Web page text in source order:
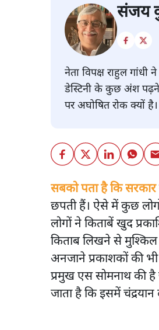
संजय
नेता विपक्ष राहुल
डेस्टिनी के कुछ अंश पढ़ने
पर अघोषित रोक क्यों है।
सबको पता है कि सरकार
छपती हैं। ऐसे में कुछ
लोगों ने किताबें खुद
किताब लिखने से
अनजाने प्रकाशकों की
प्रमुख एस सोमनाथ की
जाता है कि इसमें